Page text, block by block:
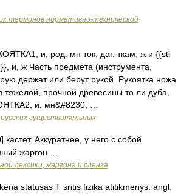
терминов нормативно-технической
и, род. мн ток, дат. ткам, ж и {{stl
и, ж Часть предмета (инструмента,
держат или берут рукой. Рукоятка ножа
тяжелой, прочной древесины то ли дуба,
и, мн&#8230; …
существительных
Аккуратнее, у него с собой
жаргон …
лексики, жаргона и сленга
statusas T sritis fizika atitikmenys: angl.